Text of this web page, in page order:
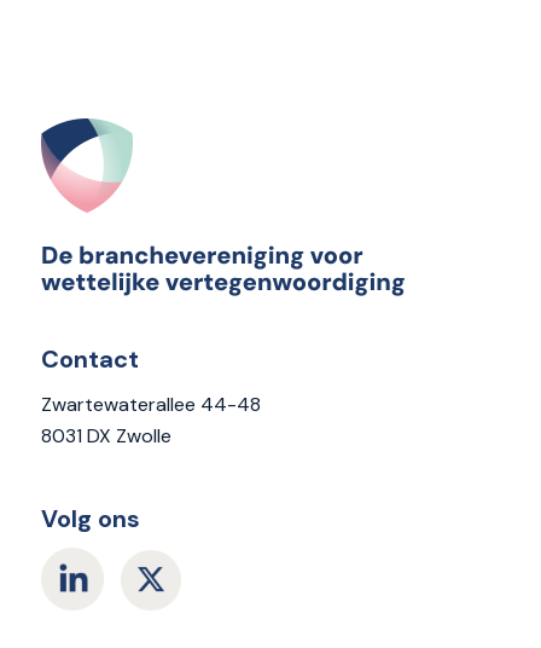
Contact
Zwartewaterallee 44-48
8031 DX Zwolle
Volg ons